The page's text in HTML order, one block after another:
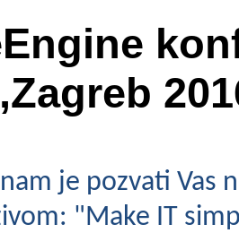
je pozvati Vas
"Make IT